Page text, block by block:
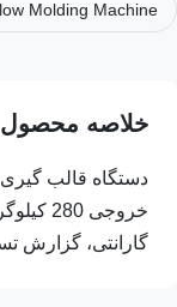
Molding Machine
خلاصه محصول
گارانتی، گزارش